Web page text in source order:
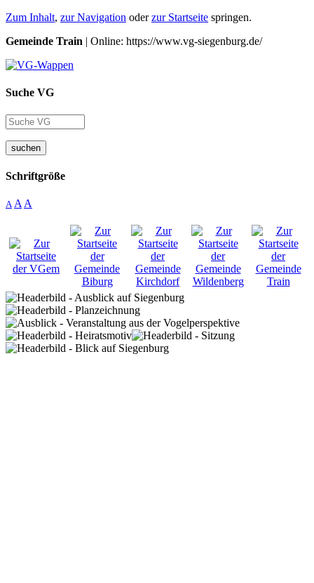
Zum Inhalt, zur Navigation oderzur Startseite springen.
Gemeinde Train | Online: https://www.vg-siegenburg.de/
Suche VG
suchen
Schriftgröße
A A A